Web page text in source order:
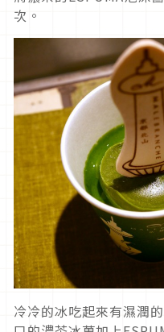
次。
冷冷的冰吃起來有濕潤